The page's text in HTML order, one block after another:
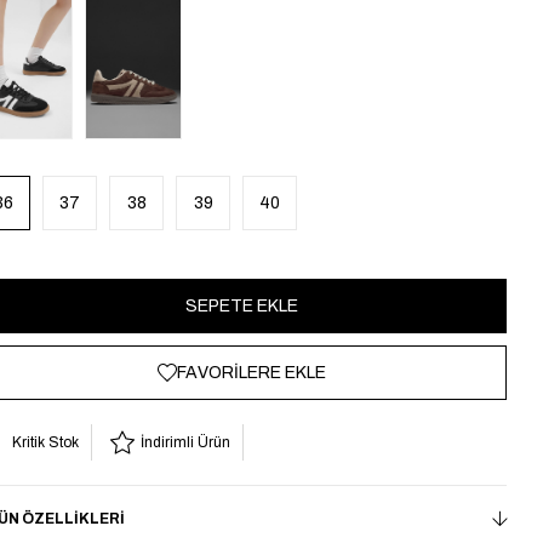
37 38 39 40
FAVORILERE EKLE
Kritik Stok İndirimli Ürün
ÖZELLIKLERI